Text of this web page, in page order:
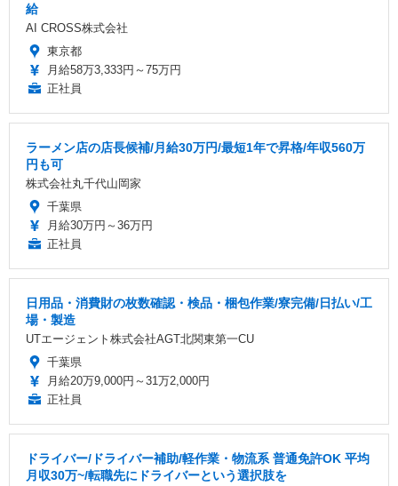
給
AI CROSS株式会社
東京都
月給58万3,333円～75万円
正社員
ラーメン店の店長候補/月給30万円/最短1年で昇格/年収560万
円も可
株式会社丸千代山岡家
千葉県
月給30万円～36万円
正社員
日用品・消費財の枚数確認・検品・梱包作業/寮完備/日払い/工
場・製造
UTエージェント株式会社AGT北関東第一CU
千葉県
月給20万9,000円～31万2,000円
正社員
ドライバー/ドライバー補助/軽作業・物流系 普通免許OK 平均
月収30万~/転職先にドライバーという選択肢を